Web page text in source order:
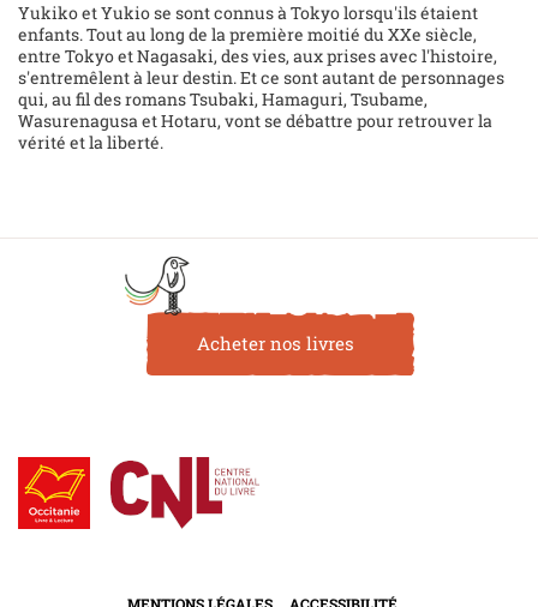
Yukiko et Yukio se sont connus à Tokyo lorsqu'ils étaient
enfants. Tout au long de la première moitié du XXe siècle,
entre Tokyo et Nagasaki, des vies, aux prises avec l'histoire,
s'entremêlent à leur destin. Et ce sont autant de personnages
qui, au fil des romans Tsubaki, Hamaguri, Tsubame,
Wasurenagusa et Hotaru, vont se débattre pour retrouver la
vérité et la liberté.
Acheter nos livres